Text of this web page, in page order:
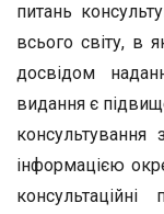
питань
всього світу, в
досвідом
видання є
консультування
інформацією